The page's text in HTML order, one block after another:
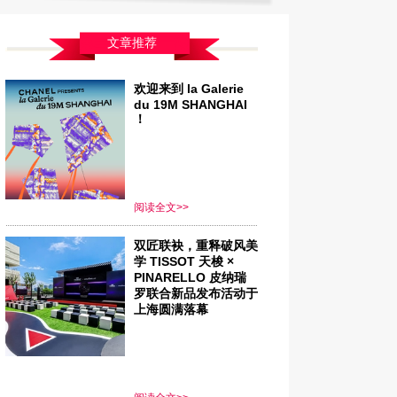
文章推荐
欢迎来到 la Galerie
du 19M SHANGHAI
！
阅读全文>>
双匠联袂，重释破风美
学 TISSOT 天梭 ×
PINARELLO 皮纳瑞
罗联合新品发布活动于
上海圆满落幕